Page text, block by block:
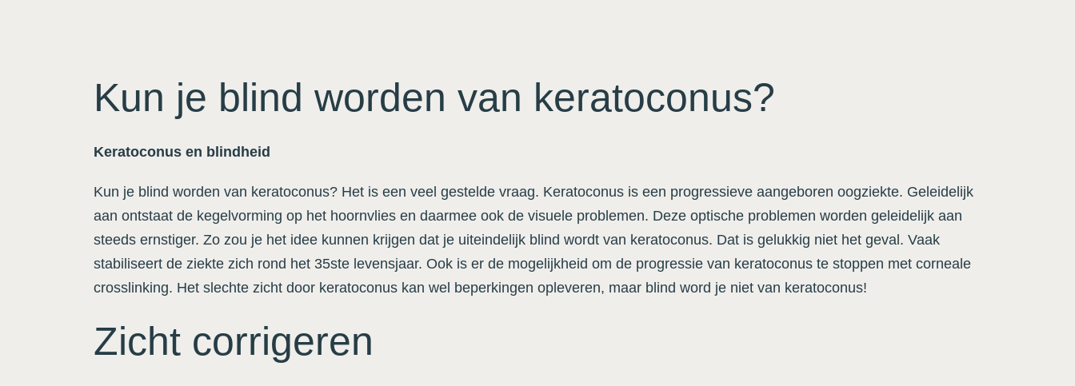
Kun je blind worden van keratoconus?
Keratoconus en blindheid
Kun je blind worden van keratoconus? Het is een veel gestelde vraag. Keratoconus is een progressieve aangeboren oogziekte. Geleidelijk
aan ontstaat de kegelvorming op het hoornvlies en daarmee ook de visuele problemen. Deze optische problemen worden geleidelijk aan
steeds ernstiger. Zo zou je het idee kunnen krijgen dat je uiteindelijk blind wordt van keratoconus. Dat is gelukkig niet het geval. Vaak
stabiliseert de ziekte zich rond het 35ste levensjaar. Ook is er de mogelijkheid om de progressie van keratoconus te stoppen met corneale
crosslinking. Het slechte zicht door keratoconus kan wel beperkingen opleveren, maar blind word je niet van keratoconus!
Zicht corrigeren